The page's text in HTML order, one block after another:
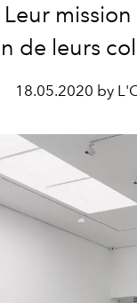
de leurs
18.05.2020 by